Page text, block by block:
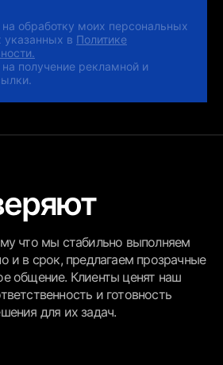
обработку моих персональных
указанных в Политике
получение рекламной и
что мы стабильно выполняем
и в срок, предлагаем прозрачные
общение. Клиенты ценят наш
и готовность
для их задач.